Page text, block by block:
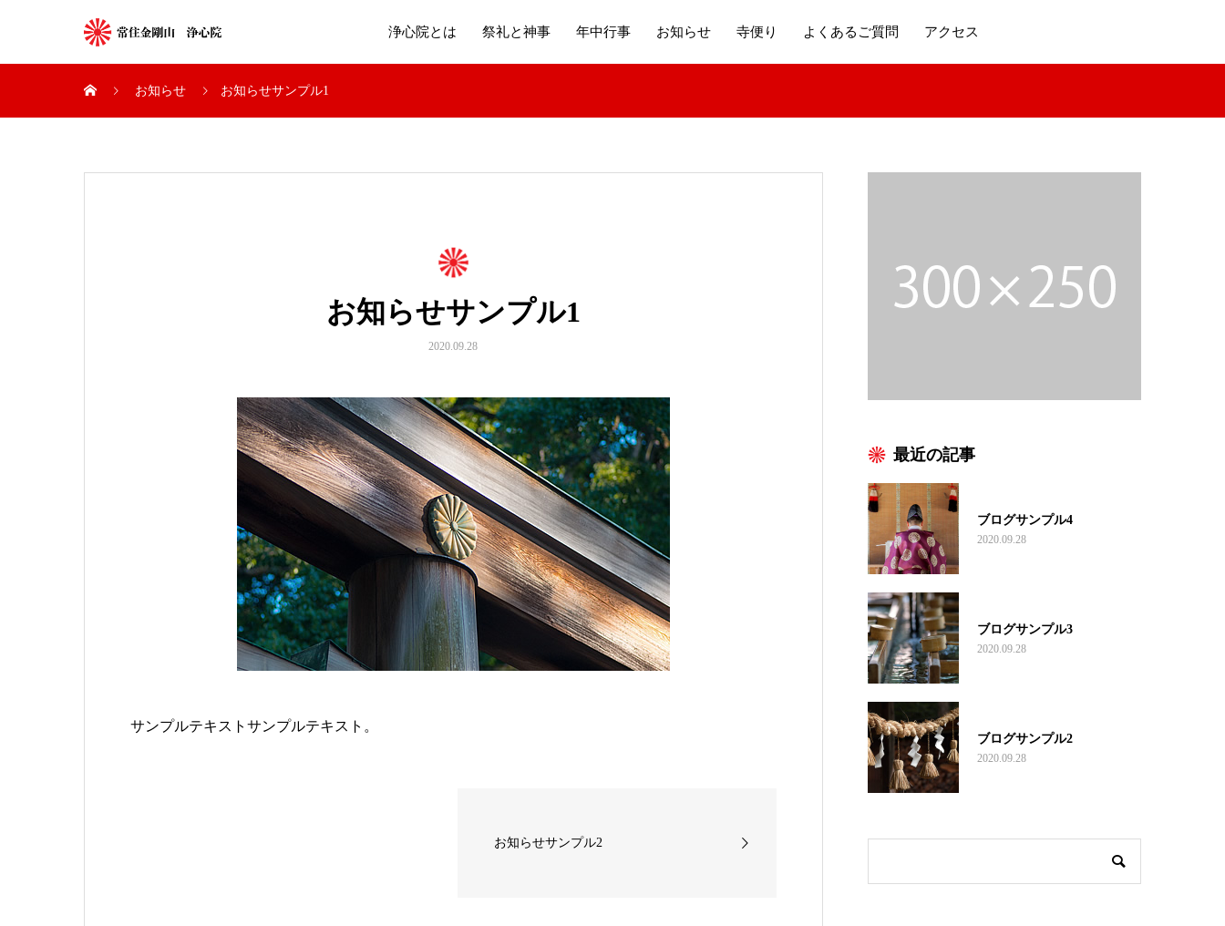
浄心院とは 祭礼と神事 年中行事 お知らせ 寺便り よくあるご質問 アクセス
お知らせ お知らせサンプル1
お知らせサンプル1
2020.09.28
サンプルテキストサンプルテキスト。
お知らせサンプル2
最近の記事
ブログサンプル4
2020.09.28
ブログサンプル3
2020.09.28
ブログサンプル2
2020.09.28